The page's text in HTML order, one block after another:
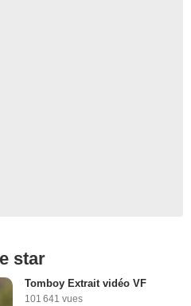
star
Tomboy Extrait vidéo VF
101 641 vues